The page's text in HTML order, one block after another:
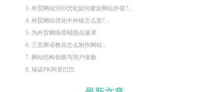
3. 外贸网站SEO优化如何建设网站外链?...
4. 外贸网站优化中外链怎么发?...
5. 为外贸网络营销指点迷津
6. 三言两语教你怎么制作网站...
7. 网站结构创新与用户体验
8. 瑞诺PK阿里巴巴